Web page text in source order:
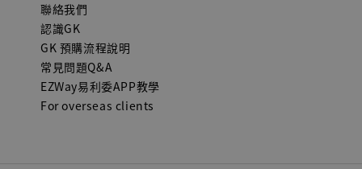
聯絡我們
認識GK
GK 預購流程說明
常見問題Q&A
EZWay易利委APP教學
For overseas clients